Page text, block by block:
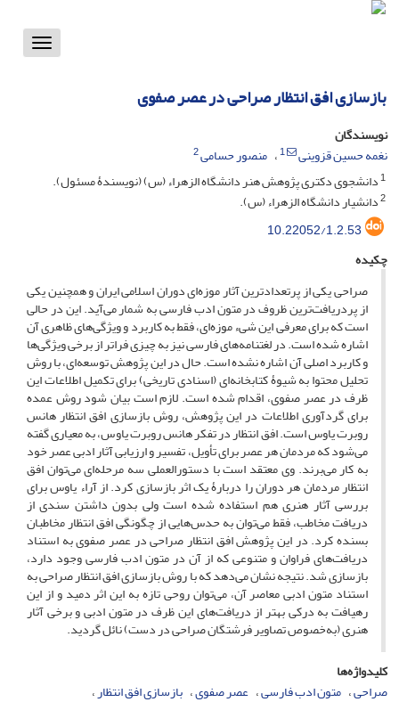
Toggle
بازسازی افق انتظار صراحی در عصر صفوی
نویسندگان
نغمه حسین قزوینی
1 منصور حسامی2
1دانشجوی دکتری پژوهش هنر دانشگاه الزهراء (س) (نویسندۀ مسئول).
2دانشیار دانشگاه الزهراء (س).
10.22052/1.2.53
چکیده
صراحی یکی از پرتعدادترین آثار موزه‌ای دوران اسلامی ایران و همچنین یکی
از پردریافت‌ترین ظروف در متون ادب فارسی به شمار می‌آید. این در حالی
است که برای معرفی این شیء موزه‌ای، فقط به کاربرد و ویژگی‌های ظاهری آن
اشاره شده است. در لغتنامه‌های فارسی نیز به چیزی فراتر از برخی ویژگی‌ها
و کاربرد اصلی آن اشاره نشده است. حال در این پژوهش توسعه‌ای، با روش
تحلیل محتوا به‌ شیوۀ کتابخانه‌ای (اسنادی تاریخی) برای تکمیل اطلاعات این
ظرف در عصر صفوی، اقدام شده است. لازم است بیان شود روش عمده
برای گردآوری اطلاعات در این پژوهش، روش بازسازی افق انتظار هانس
روبرت یاوس است. افق انتظار در تفکر هانس روبرت یاوس، به معیاری گفته
می‌شود که مردمان هر عصر برای تأویل، تفسیر و ارزیابی آثار ادبی عصر خود
به کار می‌برند. وی معتقد است با دستورالعملی سه مرحله‌ای می‌توان افق
انتظار مردمان هر دوران را دربارۀ یک اثر بازسازی کرد. از آراء یاوس برای
بررسی آثار هنری هم استفاده شده است ولی بدون داشتن سندی از
دریافت مخاطب، فقط می‌توان به حدس‌هایی از چگونگی افق انتظار مخاطبان
بسنده کرد. در این پژوهش افق انتظار صراحی در عصر صفوی به استناد
دریافت‌های فراوان و متنوعی که از آن در متون ادب فارسی وجود دارد،
بازسازی شد. نتیجه نشان می‌دهد که با روش بازسازی افق انتظار صراحی به
استناد متون ادبی معاصر آن، می‌توان روحی تازه به این اثر دمید و از این
رهیافت به درکی بهتر از دریافت‌های این ظرف در متون ادبی و برخی آثار
هنری (به‌خصوص تصاویر فرشتگان صراحی در دست) نائل گردید.
کلیدواژه‌ها
صراحی متون ادب فارسی عصر صفوی بازسازی افق انتظار